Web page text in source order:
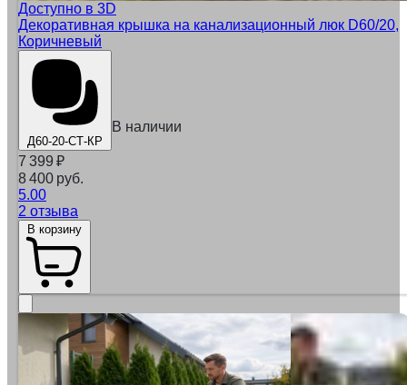
Доступно в 3D
Декоративная крышка на канализационный люк D60/20,
Коричневый
Д60-20-СТ-КР
В наличии
7 399 ₽
8 400 руб.
5.00
2 отзыва